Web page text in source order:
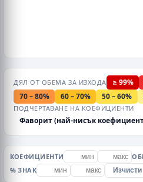
ДЯЛ ОТ ОБЕМА ЗА ИЗХОДА ≥ 99%
70 – 80%
60 – 70% 50 – 60%
ПОДЧЕРТАВАНЕ НА КОЕФИЦИЕНТИ
Фаворит (най-нисък
КОЕФИЦИЕНТИ
% ЗНАК
Изчисти